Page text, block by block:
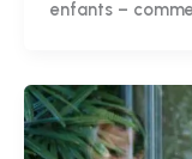
enfants –